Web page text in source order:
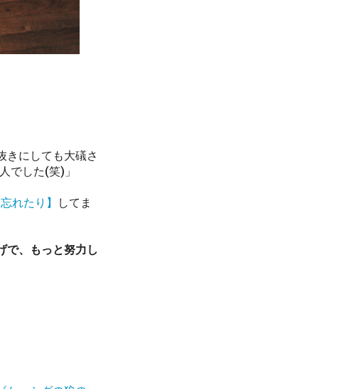
きにしても大礒さ
でした(笑)」
れたり】
してま
で、もっと努力し